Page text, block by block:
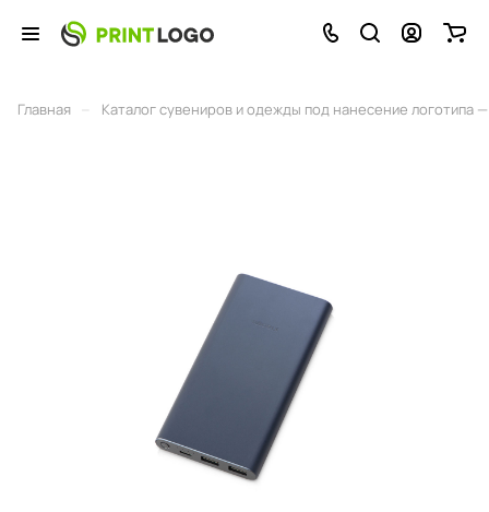
Главная Каталог сувениров и одежды под нанесение логотипа